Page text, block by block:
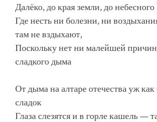
Далёко, до края земли, до
Где несть ни болезни, ни
там не вздыхают,
Поскольку нет ни малейшей
сладкого дыма
От дыма на алтаре отечества уж
сладок
Глаза слезятся и в горле кашель —